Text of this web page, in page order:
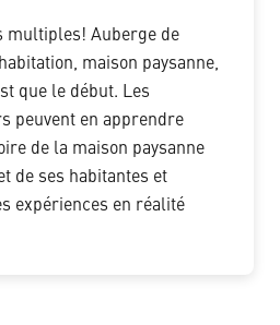
multiples! Auberge de
maison paysanne,
que le début. Les
peuvent en apprendre
de la maison paysanne
de ses habitantes et
expériences en réalité